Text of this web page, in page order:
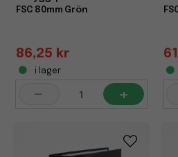
FSC 80mm Grön
86,25 kr
i lager
- +